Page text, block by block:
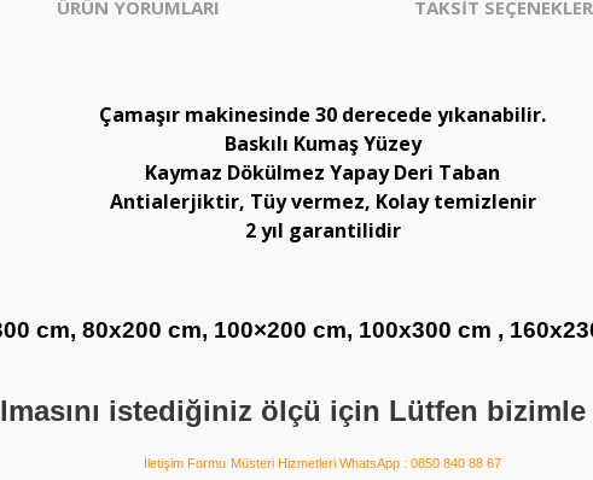
ÜRÜN YORUMLARI TAKSİT
Çamaşır makinesinde 30 derecede yıkanabilir.
Baskılı Kumaş Yüzey
Kaymaz Dökülmez Yapay Deri Taban
Antialerjiktir, Tüy vermez, Kolay temizlenir
2 yıl garantilidir
cm, 80x200 cm, 100×200 cm, 100x300 cm ,
istediğiniz ölçü için Lütfen
İletişim Formu Müsteri Hizmetleri WhatsApp : 0850 840 88 67